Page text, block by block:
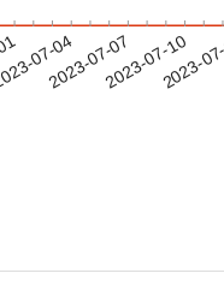
07-04
2023-07-072023-07-10
2023-